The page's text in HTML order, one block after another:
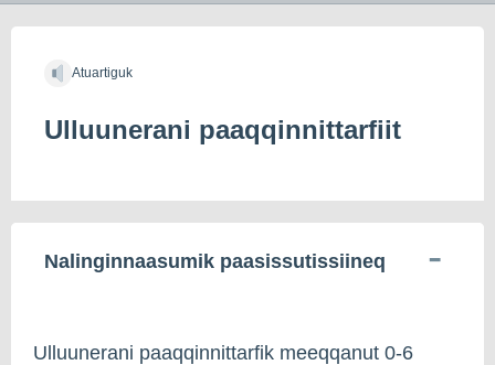
Atuartiguk
Ulluunerani paaqqinnittarfiit
Nalinginnaasumik paasissutissiineq
Ulluunerani paaqqinnittarfik meeqqanut 0-6